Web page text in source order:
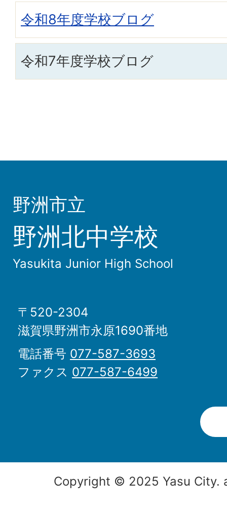
令和8年度学校ブログ
令和7年度学校ブログ
野洲市立
野洲北中学校
Yasukita Junior High School
〒520-2304
滋賀県野洲市永原1690番地
電話番号 077-587-3693
ファクス 077-587-6499
Copyright © 2025 Yasu City.